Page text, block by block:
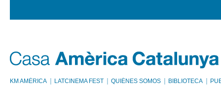
KM AMÈRICA LATCINEMA FEST QUIÉNES SOMOS BIBLIOTECA